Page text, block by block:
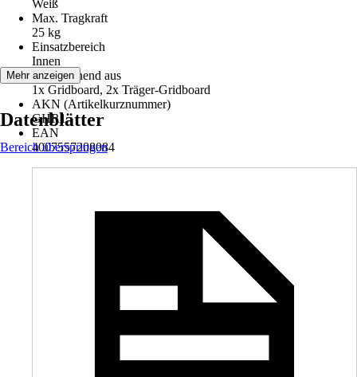
Weiß
Max. Tragkraft
25 kg
Einsatzbereich
Innen
Set bestehend aus
1x Gridboard, 2x Träger-Gridboard
AKN (Artikelkurznummer)
GHR1
EAN
4007557208084
Mehr anzeigen
Datenblätter
Bereich überspringen